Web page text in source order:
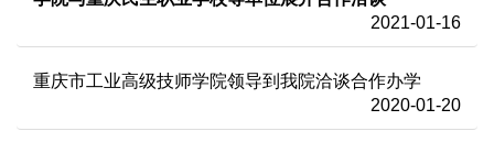
2021-01-16
重庆市工业高级技师学院领导到我院洽谈合作办学
2020-01-20